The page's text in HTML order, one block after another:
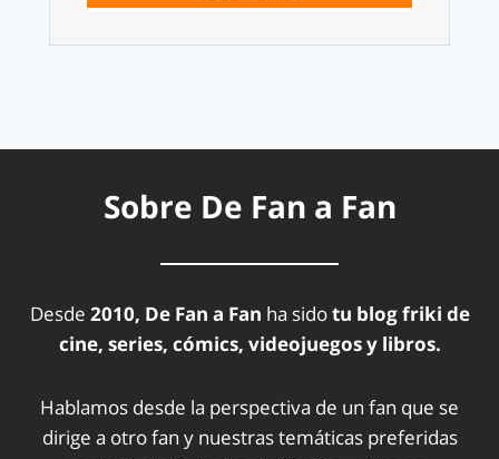
Sobre De Fan a Fan
Desde 2010, De Fan a Fan ha sidotu blog friki de
cine, series, cómics, videojuegos y libros.
Hablamos desde la perspectiva de un fan que se
dirige a otro fan y nuestras temáticas preferidas